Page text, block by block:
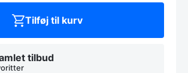
tilbud
Tilføj til kurv